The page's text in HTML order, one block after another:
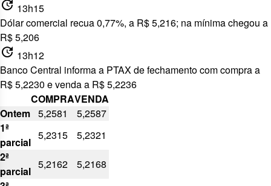
update 13h15
Dólar comercial recua 0,77%, a R$ 5,216; na mínima chegou a
R$ 5,206
update 13h12
Banco Central informa a PTAX de fechamento com compra a
R$ 5,2230 e venda a R$ 5,2236
COMPRAVENDA
Ontem 5,2581
5,2587
1ª
parcial
5,2315
5,2321
2ª
parcial
5,2162
5,2168